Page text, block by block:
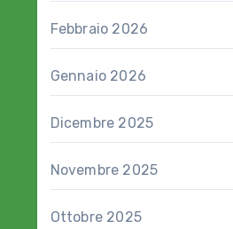
Febbraio 2026
Gennaio 2026
Dicembre 2025
Novembre 2025
Ottobre 2025